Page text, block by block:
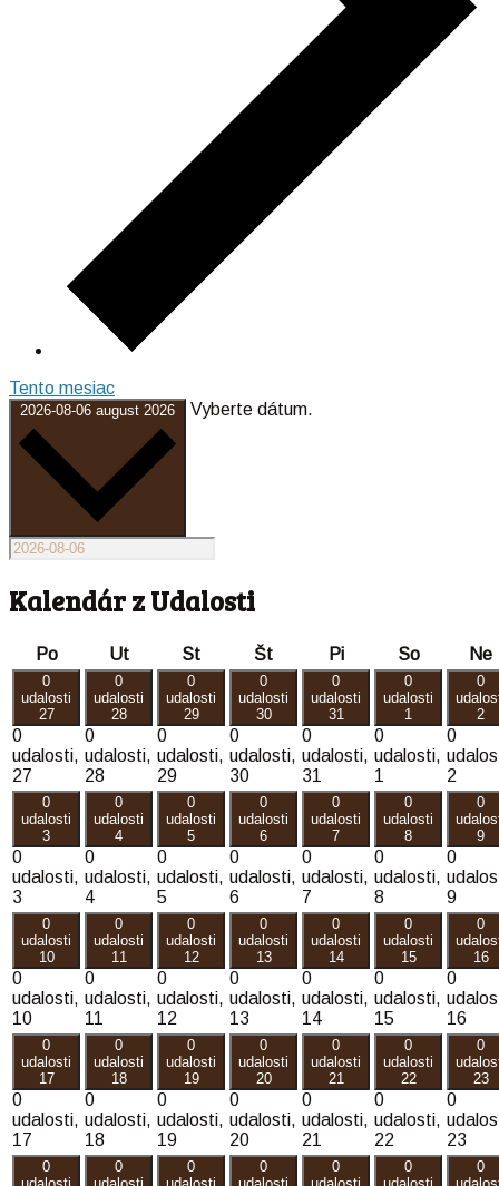
Tento mesiac
2026-08-06 august 2026 Vyberte dátum.
Kalendár z Udalosti
Popondelok
Ututorok Ststreda Štštvrtok Pipiatok SosobotaNe
0
udalosti
27
0
udalosti,
27
0
udalosti
28
0
udalosti,
28
0
udalosti
29
0
udalosti,
29
0
udalosti
30
0
udalosti,
30
0
udalosti
31
0
udalosti,
31
0
udalosti
1
0
udalosti,
1
0
2
0
2
0
udalosti
3
0
udalosti,
3
0
udalosti
4
0
udalosti,
4
0
udalosti
5
0
udalosti,
5
0
udalosti
6
0
udalosti,
6
0
udalosti
7
0
udalosti,
7
0
udalosti
8
0
udalosti,
8
0
9
0
9
0
udalosti
10
0
udalosti,
10
0
udalosti
11
0
udalosti,
11
0
udalosti
12
0
udalosti,
12
0
udalosti
13
0
udalosti,
13
0
udalosti
14
0
udalosti,
14
0
udalosti
15
0
udalosti,
15
0
16
0
16
0
udalosti
17
0
udalosti,
17
0
udalosti
18
0
udalosti,
18
0
udalosti
19
0
udalosti,
19
0
udalosti
20
0
udalosti,
20
0
udalosti
21
0
udalosti,
21
0
udalosti
22
0
udalosti,
22
0
23
0
23
0
0
0
0
0
0
0